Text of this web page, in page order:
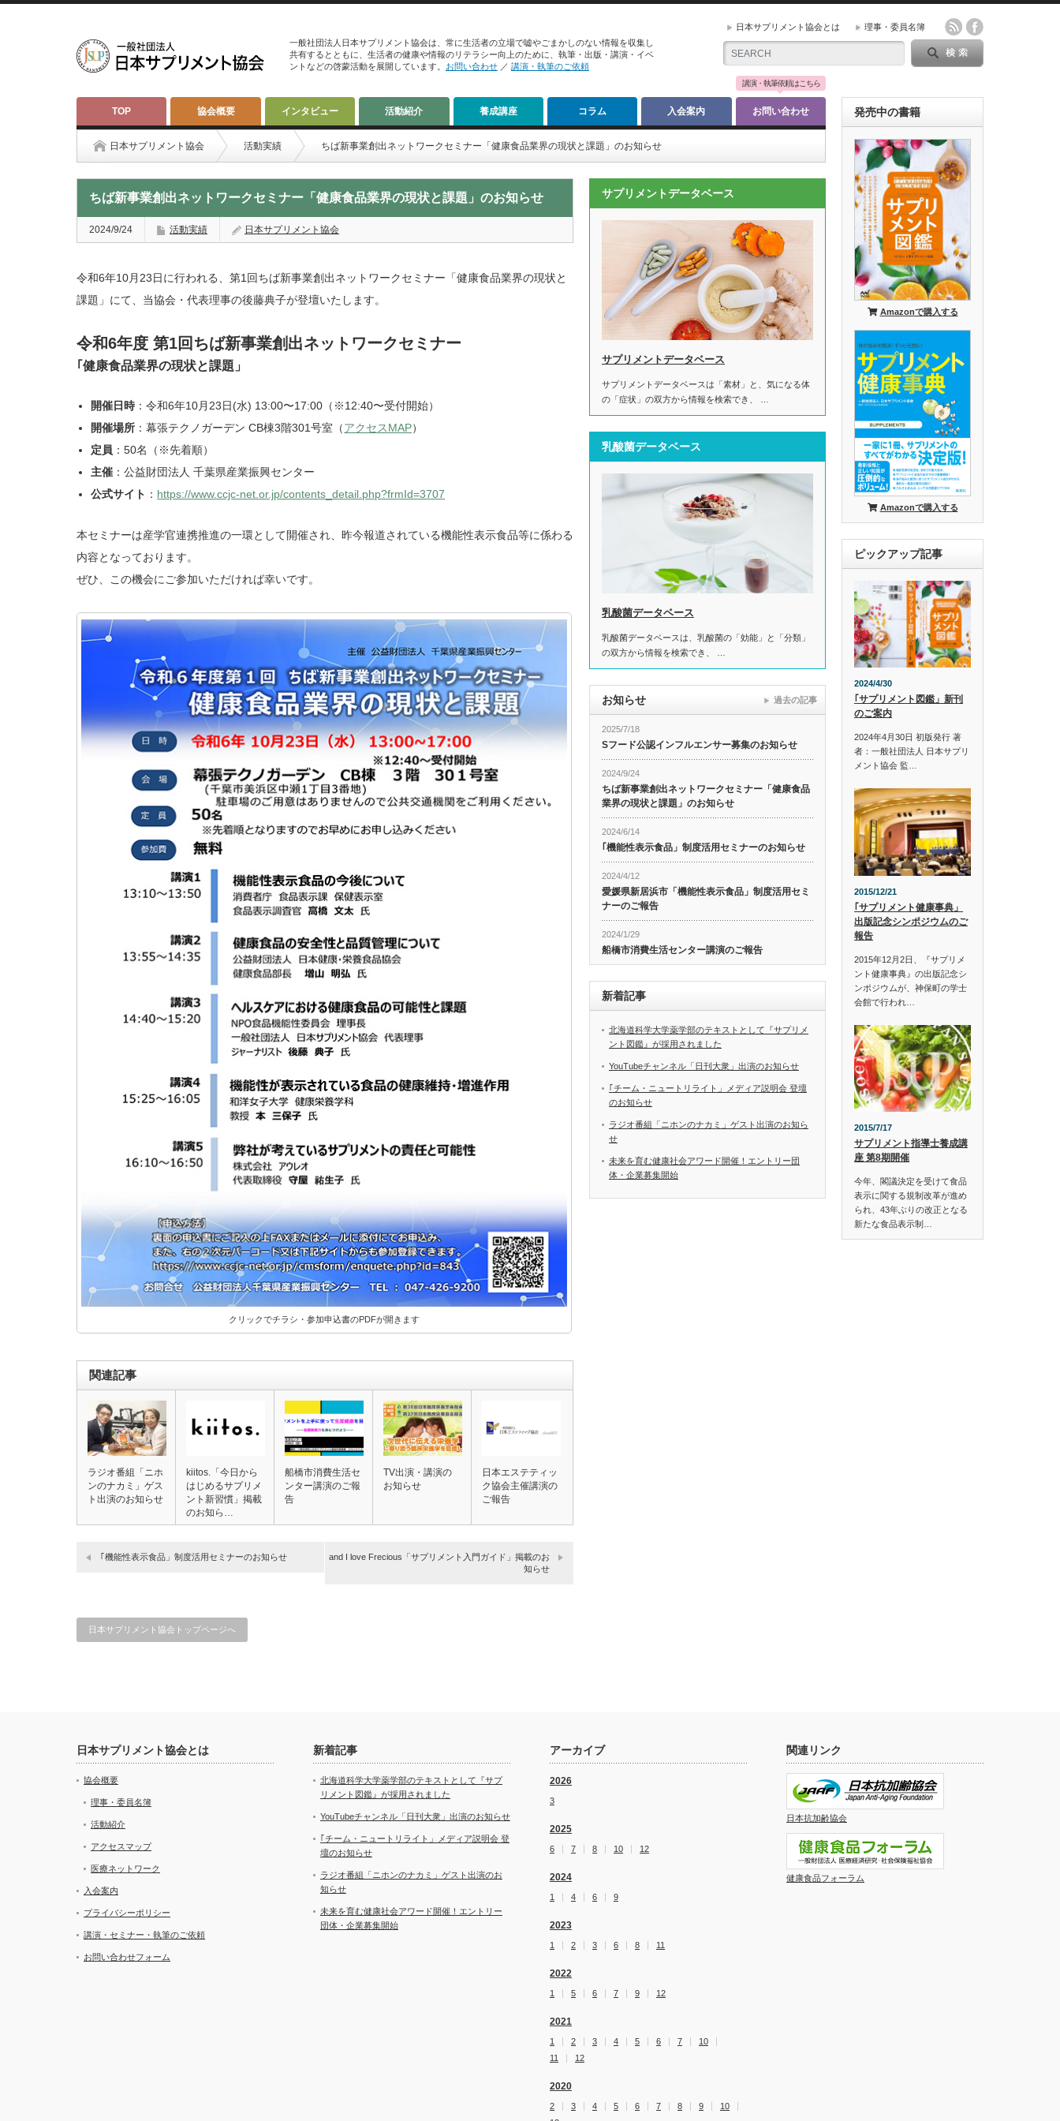
日本サプリメント協会とは
理事・委員名簿
一般社団法人日本サプリメント協会は、常に生活者の立場で嘘やごまかしのない情報を収集し
共有するとともに、生活者の健康や情報のリテラシー向上のために、執筆・出版・講演・イベ
ントなどの啓蒙活動を展開しています。 お問い合わせ ／ 講演・執筆のご依頼
講演・執筆依頼はこちら
TOP 協会概要 インタビュー 活動紹介 養成講座 コラム 入会案内 お問い合わせ
日本サプリメント協会 活動実績 ちば新事業創出ネットワークセミナー「健康食品業界の現状と課題」のお知らせ
ちば新事業創出ネットワークセミナー「健康食品業界の現状と課題」のお知らせ
2024/9/24 活動実績 日本サプリメント協会
令和6年10月23日に行われる、第1回ちば新事業創出ネットワークセミナー「健康食品業界の現状と
課題」にて、当協会・代表理事の後藤典子が登壇いたします。
令和6年度 第1回ちば新事業創出ネットワークセミナー
｢健康食品業界の現状と課題」
開催日時 ：令和6年10月23日(水) 13:00〜17:00（※12:40〜受付開始）
開催場所 ：幕張テクノガーデン CB棟3階301号室（アクセスMAP）
定員 ：50名（※先着順）
主催 ：公益財団法人 千葉県産業振興センター
公式サイト ： https://www.ccjc-net.or.jp/contents_detail.php?frmId=3707
本セミナーは産学官連携推進の一環として開催され、昨今報道されている機能性表示食品等に係わる
内容となっております。
ぜひ、この機会にご参加いただければ幸いです。
クリックでチラシ・参加申込書のPDFが開きます
関連記事
ラジオ番組「ニホ
ンのナカミ」ゲス
ト出演のお知らせ
kiitos.「今日から
はじめるサプリメ
ント新習慣」掲載
のお知ら…
船橋市消費生活セ
ンター講演のご報
告
TV出演・講演の
お知らせ
日本エステティッ
ク協会主催講演の
ご報告
｢機能性表示食品」制度活用セミナーのお知らせ
and I love Frecious「サプリメント入門ガイド」掲載のお
知らせ
日本サプリメント協会トップページへ
サプリメントデータベース
サプリメントデータベース
サプリメントデータベースは「素材」と、気になる体
の「症状」の双方から情報を検索でき、 …
乳酸菌データベース
乳酸菌データベース
乳酸菌データベースは、乳酸菌の「効能」と「分類」
の双方から情報を検索でき、 …
お知らせ
2025/7/18
Sフード公認インフルエンサー募集のお知らせ
2024/9/24
ちば新事業創出ネットワークセミナー「健康食品
業界の現状と課題」のお知らせ
2024/6/14
｢機能性表示食品」制度活用セミナーのお知らせ
2024/4/12
愛媛県新居浜市「機能性表示食品」制度活用セミ
ナーのご報告
2024/1/29
船橋市消費生活センター講演のご報告
過去の記事
新着記事
北海道科学大学薬学部のテキストとして『サプリメ
ント図鑑』が採用されました
YouTubeチャンネル「日刊大衆」出演のお知らせ
｢チーム・ニュートリライト」メディア説明会 登壇
のお知らせ
ラジオ番組「ニホンのナカミ」ゲスト出演のお知ら
せ
未来を育む健康社会アワード開催！エントリー団
体・企業募集開始
発売中の書籍
Amazonで購入する
Amazonで購入する
ピックアップ記事
2024/4/30
｢サプリメント図鑑」新刊
のご案内
2024年4月30日 初版発行 著
者：一般社団法人 日本サプリ
メント協会 監…
2015/12/21
｢サプリメント健康事典」
出版記念シンポジウムのご
報告
2015年12月2日、『サプリメ
ント健康事典』の出版記念シ
ンポジウムが、神保町の学士
会館で行われ…
2015/7/17
サプリメント指導士養成講
座 第8期開催
今年、閣議決定を受けて食品
表示に関する規制改革が進め
られ、43年ぶりの改正となる
新たな食品表示制…
日本サプリメント協会とは
協会概要
理事・委員名簿
活動紹介
アクセスマップ
医療ネットワーク
入会案内
プライバシーポリシー
講演・セミナー・執筆のご依頼
お問い合わせフォーム
新着記事
北海道科学大学薬学部のテキストとして『サプ
リメント図鑑』が採用されました
YouTubeチャンネル「日刊大衆」出演のお知らせ
｢チーム・ニュートリライト」メディア説明会 登
壇のお知らせ
ラジオ番組「ニホンのナカミ」ゲスト出演のお
知らせ
未来を育む健康社会アワード開催！エントリー
団体・企業募集開始
アーカイブ
2026
3
2025
6 7 8 10 12
2024
1 4 6 9
2023
1 2 3 6 8 11
2022
1 5 6 7 9 12
2021
1 2 3 4 5 6 7
10
11
12
2020
2 3 4 5 6 7 8 9
10
関連リンク
日本抗加齢協会
健康食品フォーラム